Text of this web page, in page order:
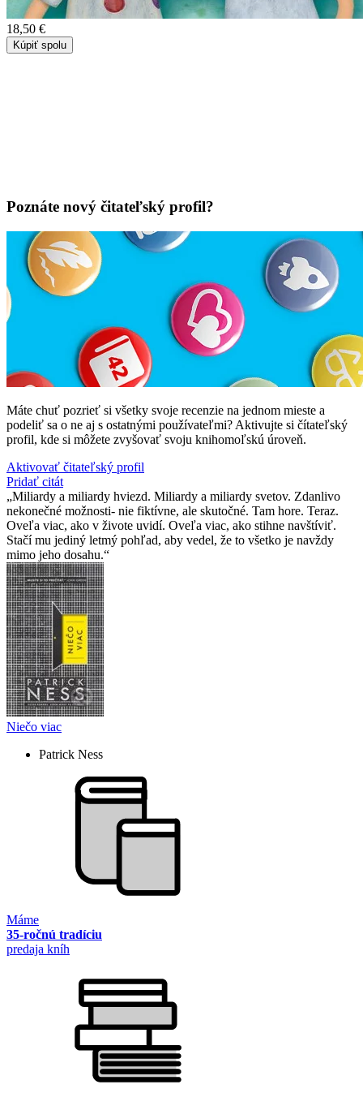
18,50 €
Kúpiť spolu
Poznáte nový čitateľský profil?
Máte chuť pozrieť si všetky svoje recenzie na jednom mieste a
podeliť sa o ne aj s ostatnými používateľmi? Aktivujte si čítateľský
profil, kde si môžete zvyšovať svoju knihomoľskú úroveň.
Aktivovať čitateľský profil
Pridať citát
Miliardy a miliardy hviezd. Miliardy a miliardy svetov. Zdanlivo
nekonečné možnosti- nie fiktívne, ale skutočné. Tam hore. Teraz.
Oveľa viac, ako v živote uvidí. Oveľa viac, ako stihne navštíviť.
Stačí mu jediný letmý pohľad, aby vedel, že to všetko je navždy
mimo jeho dosahu.
Niečo viac
Patrick Ness
Máme
35-ročnú tradíciu
predaja kníh